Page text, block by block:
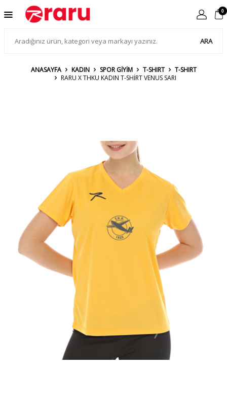
ARA
0
ANASAYFA KADIN SPOR GİYİM T-SHIRT
T-SHIRT
RARU X THKU KADIN T-SHIRT VENUS SARI